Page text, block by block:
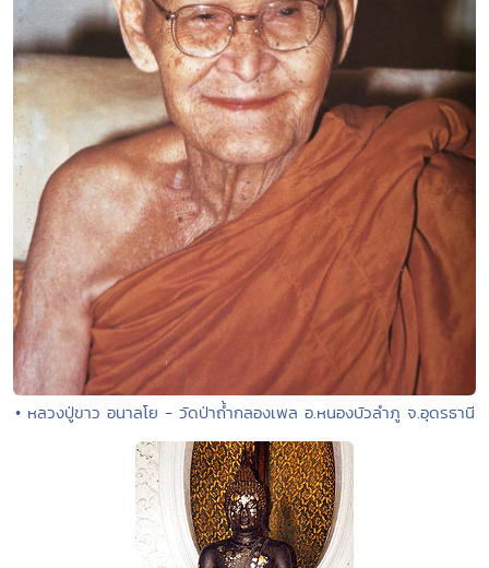
• หลวงปู่ขาว อนาลโย - วัดป่าถ้ำกลองเพล อ.หนองบัวลำภู จ.อุดรธานี